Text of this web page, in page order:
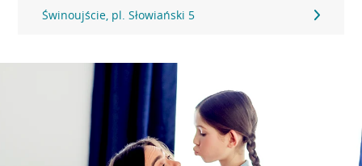
Świnoujście, pl. Słowiański 5